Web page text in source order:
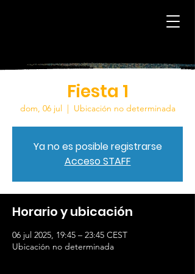
Fiesta 1
dom, 06 jul
  |
Ubicación no determinada
Ya no es posible registrarse
Acceso STAFF
Horario y ubicación
06 jul 2025, 19:45 – 23:45 CEST
Ubicación no determinada